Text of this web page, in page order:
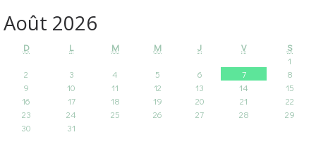
Août 2026
D L M M J V
S
1
2
3 4 5 6 7
8
9
10 11 12 13 14
15
16
17 18 19 20 21
22
23
24 25 26 27 28
29
30
31